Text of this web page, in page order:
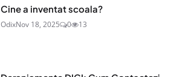
Cine a inventat scoala?
OdixNov 18, 2025 0 13